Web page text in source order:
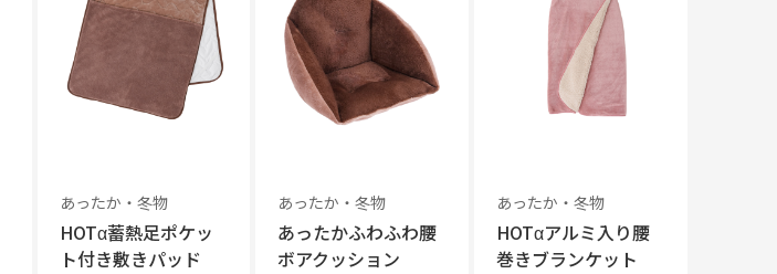
あったか・冬物
HOTα蓄熱足ポケッ
ト付き敷きパッド
あったか・冬物
あったかふわふわ腰
ボアクッション
あったか・冬物
HOTαアルミ入り腰
巻きブランケット